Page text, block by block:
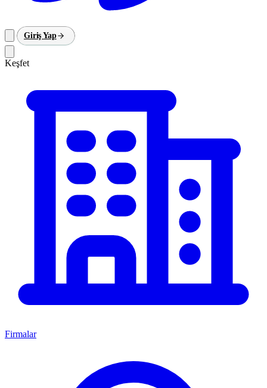
Giriş Yap
Keşfet
Firmalar